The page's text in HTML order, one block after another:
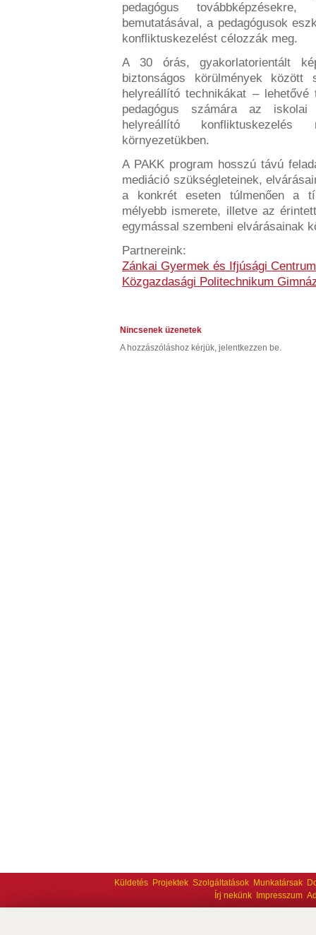
pedagógus
bemutatásával, a pedagógusok
konfliktuskezelést célozzák meg.
A 30 órás, gyakorlatorientált
biztonságos körülmények
helyreállító technikákat –
pedagógus számára az
helyreállító konfliktuskezelés
környezetükben.
A PAKK program hosszú távú
mediáció szükségleteinek,
a konkrét eseten túlmenően a
mélyebb ismerete, illetve az
egymással szembeni elvárásainak
Partnereink:
Zánkai Gyermek és Ifjúsági
Közgazdasági Politechnikum
Nincsenek üzenetek
A hozzászóláshoz kérjük, jelentkezzen be.
Küldetés Projektek Szolgáltatások Munkatársak
Írj nekünk
Impresszum